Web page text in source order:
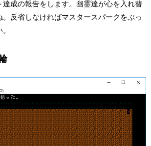
達成の報告をします。幽霊達が心を入れ替
。反省しなければマスタースパークをぶっ